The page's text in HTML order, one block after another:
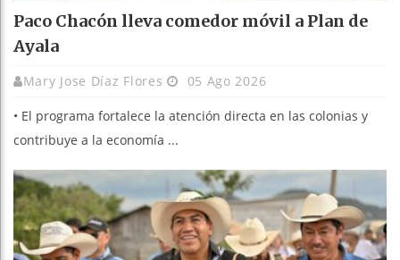
Paco Chacón lleva comedor móvil a Plan de
Ayala
Mary Jose Díaz Flores 05 Ago 2026
• El programa fortalece la atención directa en las colonias y
contribuye a la economía ...